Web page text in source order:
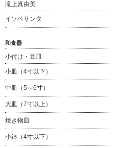
滝上真由美
イソベサンタ
和食器
小付け・豆皿
小皿（4寸以下）
中皿（5～6寸）
大皿（7寸以上）
焼き物皿
小鉢（4寸以下）